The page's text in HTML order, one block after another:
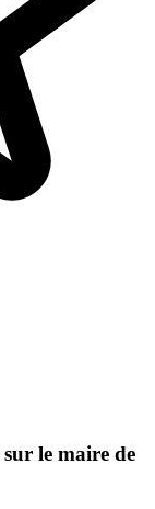
le maire de